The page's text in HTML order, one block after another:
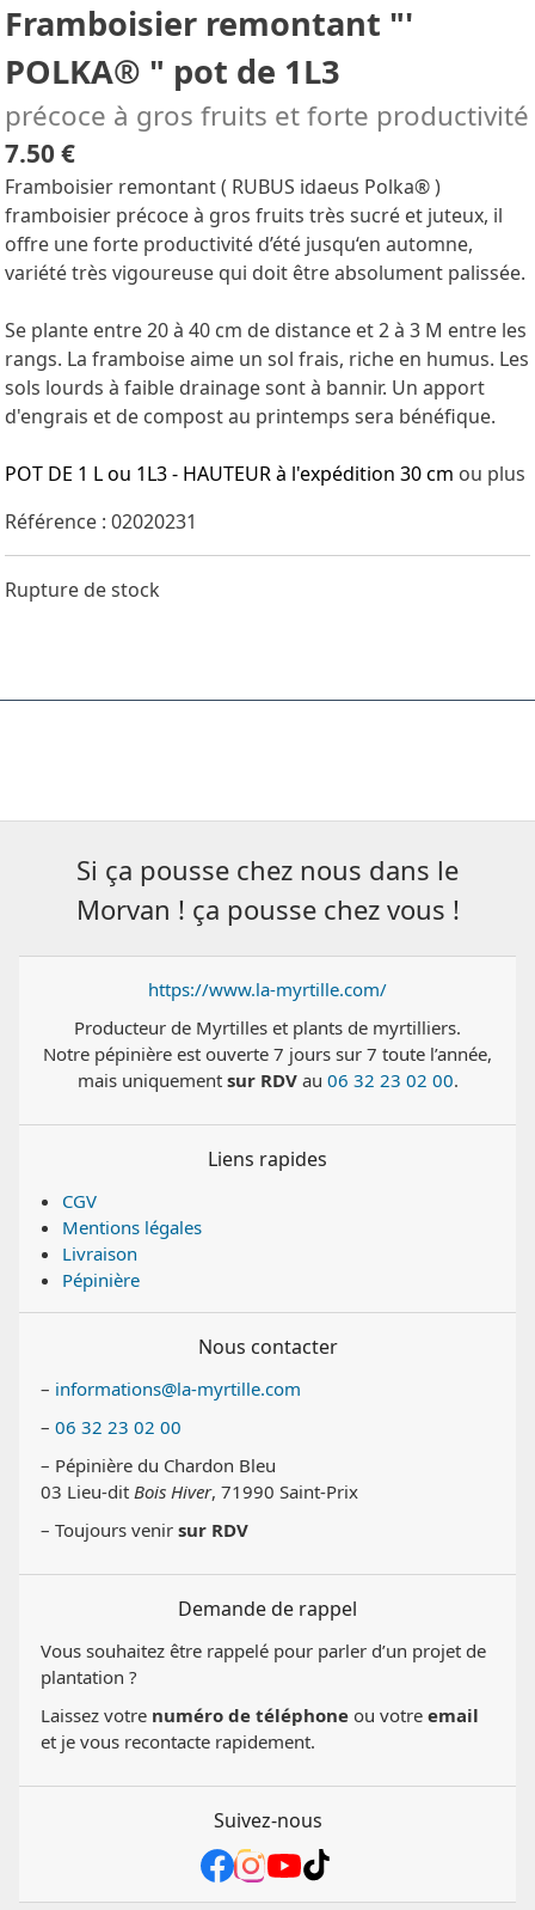
Framboisier remontant "'
POLKA® " pot de 1L3
précoce à gros fruits et forte productivité
7.50 €
Framboisier remontant ( RUBUS idaeus Polka® )
framboisier précoce à gros fruits très sucré et juteux, il
offre une forte productivité d’été jusqu‘en automne,
variété très vigoureuse qui doit être absolument palissée.
Se plante entre 20 à 40 cm de distance et 2 à 3 M entre les
rangs. La framboise aime un sol frais, riche en humus. Les
sols lourds à faible drainage sont à bannir. Un apport
d'engrais et de compost au printemps sera bénéfique.
POT DE 1 L ou 1L3 - HAUTEUR à l'expédition 30 cm ou plus
Référence : 02020231
Rupture de stock
Si ça pousse chez nous dans le
Morvan ! ça pousse chez vous !
https://www.la-myrtille.com/
Producteur de Myrtilles et plants de myrtilliers.
Notre pépinière est ouverte 7 jours sur 7 toute l’année,
mais uniquement sur RDVau 06 32 23 02 00.
Liens rapides
CGV
Mentions légales
Livraison
Pépinière
Nous contacter
– informations@la-myrtille.com
– 06 32 23 02 00
– Pépinière du Chardon Bleu
03 Lieu-dit Bois Hiver, 71990 Saint-Prix
– Toujours venir sur RDV
Demande de rappel
Vous souhaitez être rappelé pour parler d’un projet de
plantation ?
Laissez votre numéro de téléphone ou votre email
et je vous recontacte rapidement.
Suivez-nous